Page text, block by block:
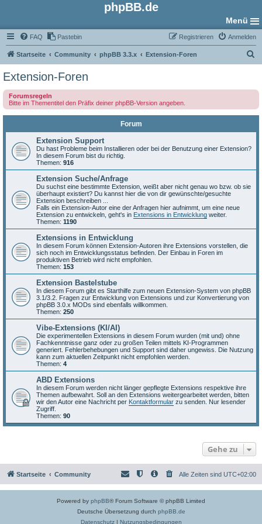
phpBB.de
Menü
FAQ Pastebin Anmelden
Registrieren
Startseite Community phpBB 3.3.x Extension-Foren
e
Extension-Foren
Forumsregeln
Bitte im Thementitel den Präfix deiner phpBB-Version angeben.
Forum
Extension Support
Du hast Probleme beim Installieren oder bei der Benutzung einer Extension?
In diesem Forum bist du richtig.
Themen: 916
Extension Suche/Anfrage
Du suchst eine bestimmte Extension, weißt aber nicht genau wo bzw. ob sie
überhaupt existiert? Du kannst hier die von dir gewünschte/gesuchte
Extension beschreiben ...
Falls ein Extension-Autor eine der Anfragen hier aufnimmt, um eine neue
Extension zu entwickeln, geht's in Extensions in Entwicklung weiter.
Themen: 1190
Extensions in Entwicklung
In diesem Forum können Extension-Autoren ihre Extensions vorstellen, die
sich noch im Entwicklungsstatus befinden. Der Einbau in Foren im
produktiven Betrieb wird nicht empfohlen.
Themen: 153
Extension Bastelstube
In diesem Forum gibt es Starthilfe zum neuen Extension-System von phpBB
3.1/3.2. Fragen zur Entwicklung von Extensions und zur Konvertierung von
phpBB 3.0.x MODs sind ebenfalls willkommen.
Themen: 250
Vibe-Extensions (KI/AI)
Die experimentellen Extensions in diesem Forum wurden (mit und) ohne
Fachkenntnisse ganz oder zu großen Teilen mittels KI-Programmen
generiert. Fehlerbehebungen und Support sind daher ungewiss. Die Nutzung
kann zum aktuellen Zeitpunkt nicht empfohlen werden.
Themen: 4
ABD Extensions
In diesem Forum werden nicht länger gepflegte Extensions respektive ihre
Themen aufbewahrt. Soll an den Extensions weitergearbeitet werden, bitten
wir den Autor eine Nachricht per Kontaktformular zu senden. Nur lesender
Zugriff.
Themen: 90
Gehe zu
Startseite Community Alle Zeiten sind UTC+02:00
Powered by phpBB® Forum Software © phpBB Limited
Deutsche Übersetzung durch phpBB.de
Datenschutz| Nutzungsbedingungen